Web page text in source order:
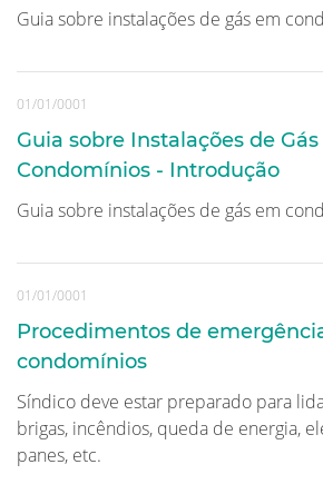
Guia sobre instalações de gás em
01/01/0001
Guia sobre Instalações de
Condomínios - Introdução
Guia sobre instalações de gás em
01/01/0001
Procedimentos de
condomínios
Síndico deve estar preparado para
brigas, incêndios, queda de energia,
panes, etc.